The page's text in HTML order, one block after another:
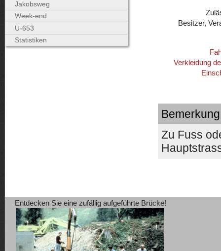
Besitzer,
Verkleidung
Bemerkung
Zu Fuss
Jakobsweg
Week-end
U-653
Statistiken
Entdecken Sie eine zufällig aufgeführte Brücke!